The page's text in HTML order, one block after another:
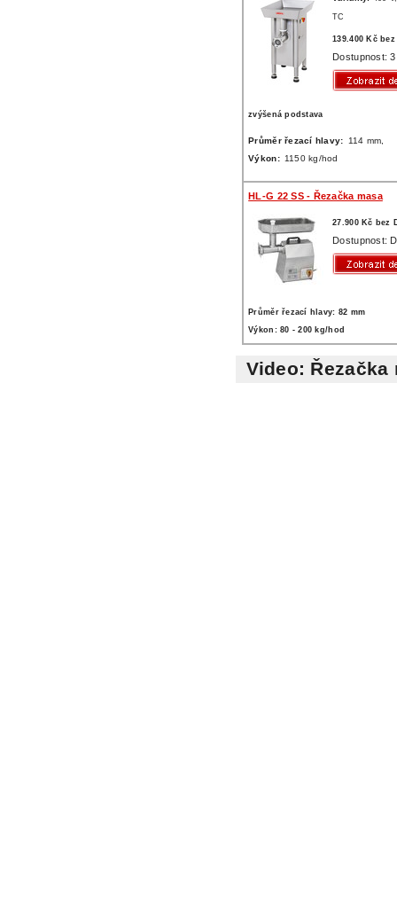
TC
139.400 Kč bez
Dostupnost:
zvýšená podstava
Průměr řezací hlavy:
114 mm,
Výkon: 1150 kg/hod
HL-G 22 SS - Řezačka masa
27.900 Kč bez
Dostupnost:
Průměr řezací hlavy: 82 mm
Výkon: 80 - 200 kg/hod
Video: Řezačka